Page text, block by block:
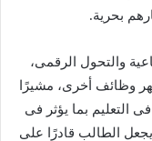
بحرية.
والتحول الرقمى،
وظائف أخرى، مشيرًا
التعليم بما يؤثر فى
الطالب قادرًا على